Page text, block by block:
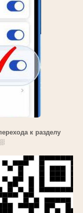
к разделу
⛆